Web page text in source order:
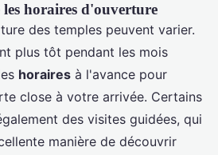
horaires d'ouverture
des temples peuvent varier.
plus tôt pendant les mois
horaires à l'avance pour
close à votre arrivée. Certains
des visites guidées, qui
manière de découvrir